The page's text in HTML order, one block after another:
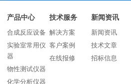
产品中心
合成反应设备
实验室常用仪
器
物性测试仪器
化学分析仪器
技术服务
解决方案
客户案例
在线报修
新闻资讯
新闻资讯
技术文章
招标信息